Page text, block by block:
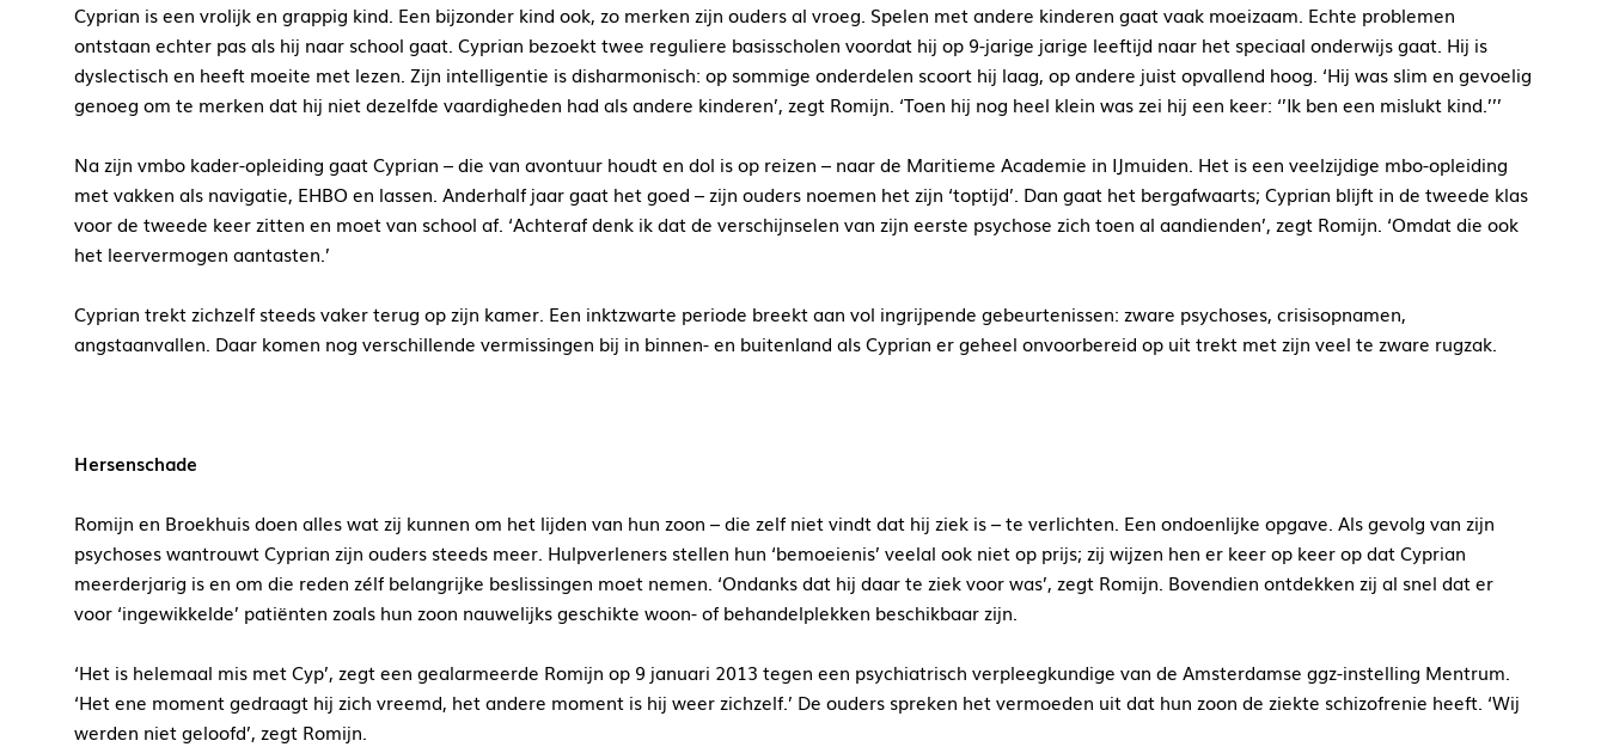
Cyprian is een vrolijk en grappig kind. Een bijzonder kind ook, zo merken zijn ouders al vroeg. Spelen met andere kinderen gaat vaak moeizaam. Echte problemen
ontstaan echter pas als hij naar school gaat. Cyprian bezoekt twee reguliere basisscholen voordat hij op 9-jarige jarige leeftijd naar het speciaal onderwijs gaat. Hij is
dyslectisch en heeft moeite met lezen. Zijn intelligentie is disharmonisch: op sommige onderdelen scoort hij laag, op andere juist opvallend hoog. ‘Hij was slim en gevoelig
genoeg om te merken dat hij niet dezelfde vaardigheden had als andere kinderen’, zegt Romijn. ‘Toen hij nog heel klein was zei hij een keer: ‘’Ik ben een mislukt kind.’’’
Na zijn vmbo kader-opleiding gaat Cyprian – die van avontuur houdt en dol is op reizen – naar de Maritieme Academie in IJmuiden. Het is een veelzijdige mbo-opleiding
met vakken als navigatie, EHBO en lassen. Anderhalf jaar gaat het goed – zijn ouders noemen het zijn ‘toptijd’. Dan gaat het bergafwaarts; Cyprian blijft in de tweede klas
voor de tweede keer zitten en moet van school af. ‘Achteraf denk ik dat de verschijnselen van zijn eerste psychose zich toen al aandienden’, zegt Romijn. ‘Omdat die ook
het leervermogen aantasten.’
Cyprian trekt zichzelf steeds vaker terug op zijn kamer. Een inktzwarte periode breekt aan vol ingrijpende gebeurtenissen: zware psychoses, crisisopnamen,
angstaanvallen. Daar komen nog verschillende vermissingen bij in binnen- en buitenland als Cyprian er geheel onvoorbereid op uit trekt met zijn veel te zware rugzak.
Hersenschade
Romijn en Broekhuis doen alles wat zij kunnen om het lijden van hun zoon – die zelf niet vindt dat hij ziek is – te verlichten. Een ondoenlijke opgave. Als gevolg van zijn
psychoses wantrouwt Cyprian zijn ouders steeds meer. Hulpverleners stellen hun ‘bemoeienis’ veelal ook niet op prijs; zij wijzen hen er keer op keer op dat Cyprian
meerderjarig is en om die reden zélf belangrijke beslissingen moet nemen. ‘Ondanks dat hij daar te ziek voor was’, zegt Romijn. Bovendien ontdekken zij al snel dat er
voor ‘ingewikkelde’ patiënten zoals hun zoon nauwelijks geschikte woon- of behandelplekken beschikbaar zijn.
‘Het is helemaal mis met Cyp’, zegt een gealarmeerde Romijn op 9 januari 2013 tegen een psychiatrisch verpleegkundige van de Amsterdamse ggz-instelling Mentrum.
‘Het ene moment gedraagt hij zich vreemd, het andere moment is hij weer zichzelf.’ De ouders spreken het vermoeden uit dat hun zoon de ziekte schizofrenie heeft. ‘Wij
werden niet geloofd’, zegt Romijn.